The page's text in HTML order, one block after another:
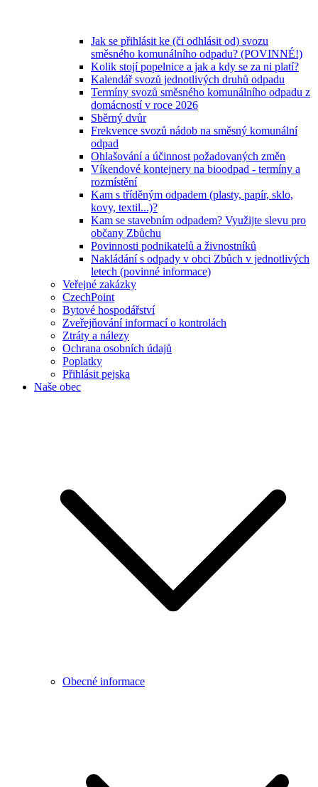
Jak se přihlásit ke (či odhlásit od) svozu
směsného komunálního odpadu? (POVINNÉ!)
Kolik stojí popelnice a jak a kdy se za ni platí?
Kalendář svozů jednotlivých druhů odpadu
Termíny svozů směsného komunálního odpadu z
domácností v roce 2026
Sběrný dvůr
Frekvence svozů nádob na směsný komunální
odpad
Ohlašování a účinnost požadovaných změn
Víkendové kontejnery na bioodpad - termíny a
rozmístění
Kam s tříděným odpadem (plasty, papír, sklo,
kovy, textil...)?
Kam se stavebním odpadem? Využijte slevu pro
občany Zbůchu
Povinnosti podnikatelů a živnostníků
Nakládání s odpady v obci Zbůch v jednotlivých
letech (povinné informace)
Veřejné zakázky
CzechPoint
Bytové hospodářství
Zveřejňování informací o kontrolách
Ztráty a nálezy
Ochrana osobních údajů
Poplatky
Přihlásit pejska
Naše obec
Obecné informace